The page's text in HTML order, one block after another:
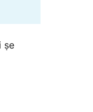
ṣe